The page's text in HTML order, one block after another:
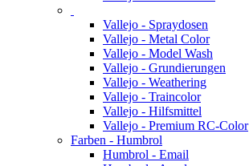
Vallejo - Spraydosen
Vallejo - Metal Color
Vallejo - Model Wash
Vallejo - Grundierungen
Vallejo - Weathering
Vallejo - Traincolor
Vallejo - Hilfsmittel
Vallejo - Premium RC-Color
Farben - Humbrol
Humbrol - Email